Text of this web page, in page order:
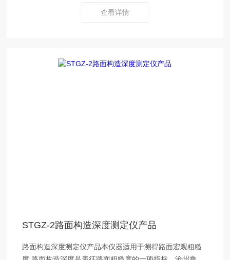
查看详情
STGZ-2路面构造深度测定仪产品
路面构造深度测定仪产品本仪器适用于测得路面宏观粗糙